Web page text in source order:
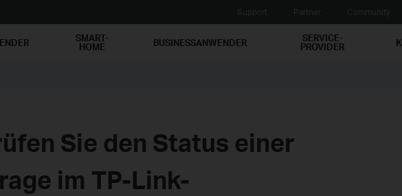
SMART-
HOME BUSINESSANWENDER SERVICE-
PROVIDER
Sie den Status einer
im TP-Link-